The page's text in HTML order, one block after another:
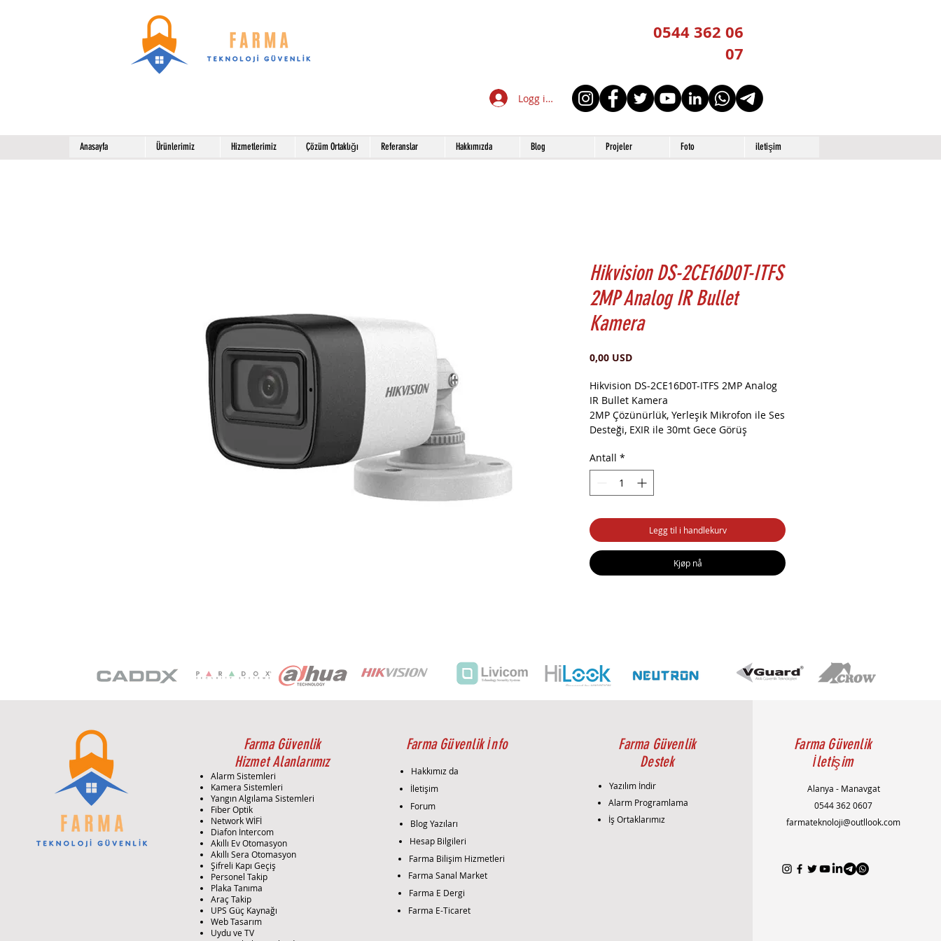
0544 362 06
07
Logg inn
Anasayfa Ürünlerimiz Hizmetlerimiz Çözüm Ortaklığı Referanslar Hakkımızda Blog Projeler Foto iletişim
Hikvision DS-2CE16D0T-ITFS
2MP Analog IR Bullet
Kamera
0,00 USDPris
Hikvision DS-2CE16D0T-ITFS 2MP Analog
IR Bullet Kamera
2MP Çözünürlük, Yerleşik Mikrofon ile Ses
Desteği, EXIR ile 30mt Gece Görüş
Koruma Sınıfı, 4'ü 1 arada (4 sinyal
değiştirilebilir TVI/AHD/CVI/CVBS), 12V DC.
Antall *
Legg til i handlekurv
Kjøp nå
Farma Güvenlik
Hizmet Alanlarımız
Alarm Sistemleri
Kamera Sistemleri
Yangın Algılama Sistemleri
Fiber Optik
Network WİFİ
Diafon İntercom
Akıllı Ev Otomasyon
Akıllı Sera Otomasyon
Şifreli Kapı Geçiş
Personel Takip
Plaka Tanıma
Araç Takip
UPS Güç Kaynağı
Web Tasarım
Uydu ve TV
Farma Güvenlik İnfo
Hakkımız da
İletişim
Forum
Blog Yazıları
Hesap Bilgileri
Farma Bilişim Hizmetleri
Farma Sanal Market
Farma E Dergi
Farma E-Ticaret
Farma Güvenlik
Destek
Yazılım İndir
Alarm Programlama
İş Ortaklarımız
Farma Güvenlik
İletişim
Alanya - Manavgat
0544 362 0607
farmateknoloji@outllook.com